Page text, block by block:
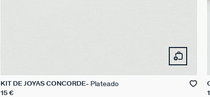
KIT DE JOYAS CONCORDE Plateado
15 €